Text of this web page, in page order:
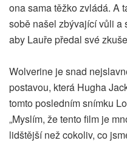
ona sama těžko zvládá. A
sobě našel zbývající vůli a
aby Lauře předal své
Wolverine je snad
postavou, která Hugha
tomto posledním snímku
„Myslím, že tento film je
lidštější než cokoliv, co